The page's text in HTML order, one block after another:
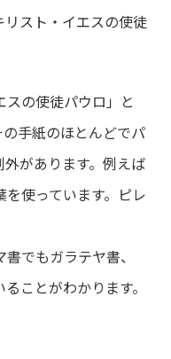
リスト・イエスの使徒
の使徒パウロ」と
手紙のほとんどでパ
があります。例えば
使っています。ピレ
でもガラテヤ書、
ことがわかります。